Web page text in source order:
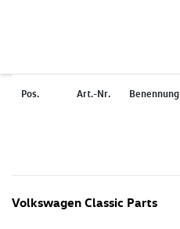
Pos. Art.-Nr. Benennung
Volkswagen Classic Parts